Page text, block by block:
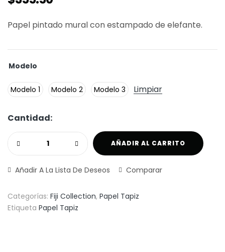
Papel pintado mural con estampado de elefante.
Modelo
Modelo 1 Modelo 2 Modelo 3 Limpiar
Cantidad:
AÑADIR AL CARRITO
Añadir A La Lista De Deseos Comparar
Categorías: Fiji Collection, Papel Tapiz
Etiqueta Papel Tapiz